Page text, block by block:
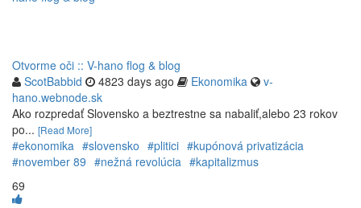
Otvorme oči :: V-hano flog & blog
ScotBabbid
4823 days ago Ekonomika
v-
hano.webnode.sk
Ako rozpredať Slovensko a beztrestne sa nabaliť,alebo 23 rokov
po... [Read More]
#ekonomika #slovensko #plitici #kupónová privatizácia
#november 89 #nežná revolúcia #kapitalizmus
69